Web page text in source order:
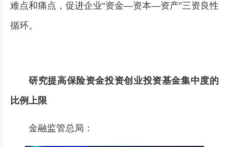
难点和痛点，促进企业“资金—资本—资产”三资良性
循环。
研究提高保险资金投资创业投资基金集中度的
比例上限
金融监管总局：